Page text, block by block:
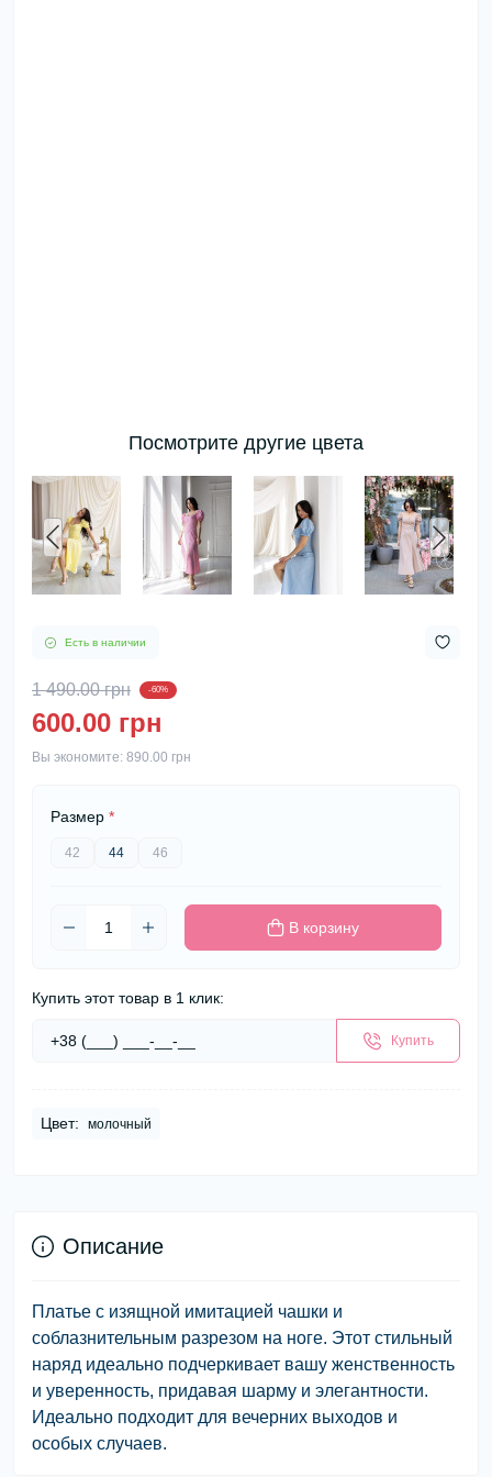
Посмотрите другие цвета
Есть в наличии
1 490.00 грн -60%
600.00 грн
Вы экономите: 890.00 грн
Размер *
42 44 46
В корзину
Купить этот товар в 1 клик:
Купить
Цвет: молочный
Описание
Платье с изящной имитацией чашки и
соблазнительным разрезом на ноге. Этот стильный
наряд идеально подчеркивает вашу женственность
и уверенность, придавая шарму и элегантности.
Идеально подходит для вечерних выходов и
особых случаев.